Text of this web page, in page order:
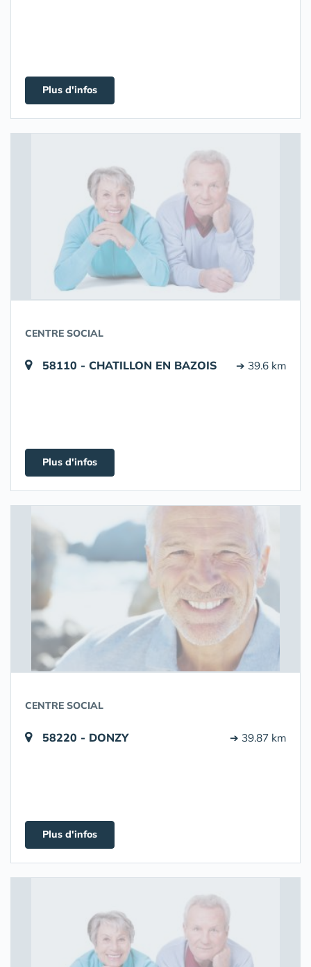
Plus d'infos
CENTRE SOCIAL
58110 - CHATILLON EN BAZOIS ➔ 39.6 km
Plus d'infos
CENTRE SOCIAL
58220 - DONZY ➔ 39.87 km
Plus d'infos